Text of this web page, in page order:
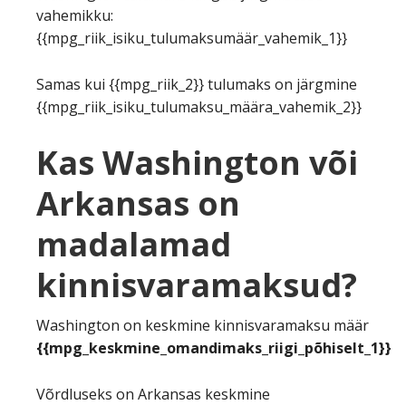
vahemikku:
{{mpg_riik_isiku_tulumaksumäär_vahemik_1}}
Samas kui {{mpg_riik_2}} tulumaks on järgmine
{{mpg_riik_isiku_tulumaksu_määra_vahemik_2}}
Kas Washington või
Arkansas on
madalamad
kinnisvaramaksud?
Washington on keskmine kinnisvaramaksu määr
{{mpg_keskmine_omandimaks_riigi_põhiselt_1}}
Võrdluseks on Arkansas keskmine